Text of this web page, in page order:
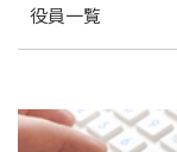
役員一覧